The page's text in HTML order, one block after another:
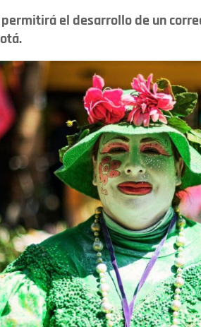
el desarrollo de un